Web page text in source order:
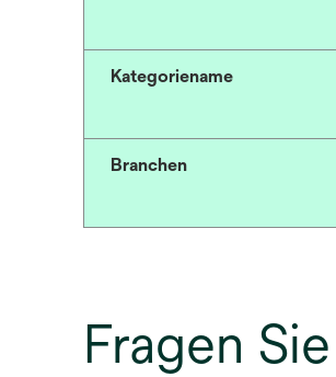
Kategoriename
Branchen
Fragen